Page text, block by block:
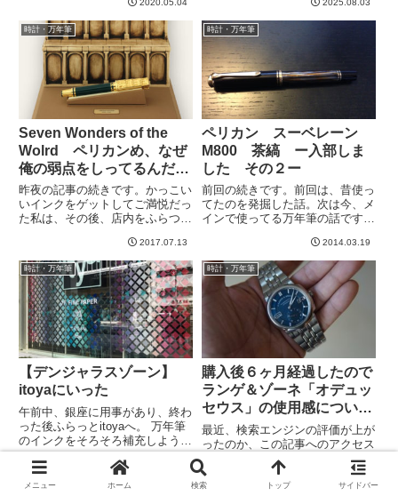
らいでした。ヤングプロフィッ
ト ブラック ミュージックとい
うやつです。横線が太く縦線が細
くなりやすいんだっけな？カリグ
2020.05.04
ちゃ好みどストライクで
す！！！！！ツァイトベルク・ス
トライキングタイムが憧れですが
２つの弱点があるもともと、ツァ
イトベ...
2025.08.03
時計・万年筆
Seven Wonders of the
Wolrd ペリカンめ、なぜ
俺の弱点をしってるんだの
巻
昨夜の記事の続きです。かっこい
いインクをゲットしてご満悦だっ
た私は、その後、店内をふらつ
のもかっこいいねー、素敵だね
ー。でも自分の茶縞かっこいい
わ〜、とか割と余裕で閲覧してい
る最中、とんでもないものを見つ
けた。...
2017.07.13
時計・万年筆
ペリカン スーベレーン
M800 茶縞 ー入部しま
した その２ー
前回の続きです。前回は、昔使っ
てたのを発掘した話。次は今、メ
インで使ってる万年筆の話です。
M800というモデルです。実はこ
れ、、、部長（よっしーさん）の
真似ですwwwもともと、この万
年筆を知ったのは、Club ...
2014.03.19
時計・万年筆
【デンジャラスゾーン】
itoyaにいった
午前中、銀座に用事があり、終わ
った後ふらっとitoyaへ。 万年筆
のインクをそろそろ補充しようと
思ったのです。 久しぶりにい
ろんな万年筆を見ると、、、 ざ
わざわしますねw いや、あく
時計・万年筆
購入後６ヶ月経過したので
ランゲ＆ゾーネ「オデュッ
セウス」の使用感について
レビューを書く
最近、検索エンジンの評価が上が
ったのか、この記事へのアクセス
が増えてきました。購入しておお
よそ半年経ち、夏も越しました。
そこで改めて使用感について感想
2020.10.24
メニュー ホーム 検索 トップ サイドバー